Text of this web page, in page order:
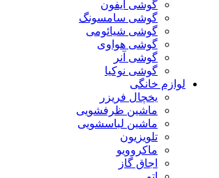
گوشی آیفون
گوشی سامسونگ
گوشی شیائومی
گوشی هواوی
گوشی آنر
گوشی نوکیا
لوازم خانگی
یخچال فریزر
ماشین ظرفشویی
ماشین لباسشویی
تلویزیون
ماکروویو
اجاق گاز